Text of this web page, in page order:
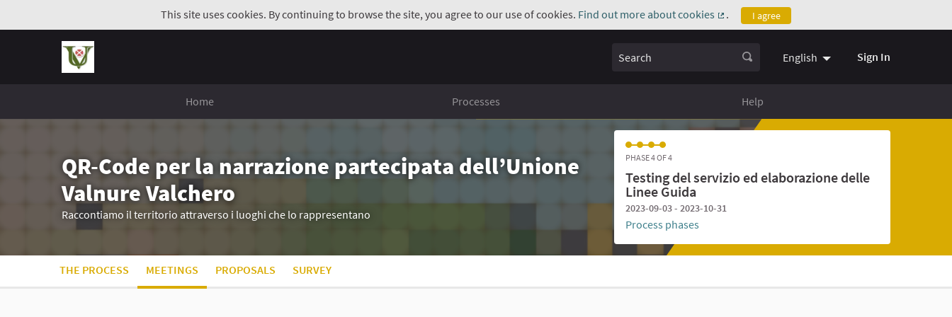
This site uses cookies. By continuing to browse the site, you agree to our use of cookies. Find out more about cookies
(External link)
. I agree
Search English Sign In
Home Processes Help
QR-Code per la narrazione partecipata dell’Unione
Valnure Valchero
Raccontiamo il territorio attraverso i luoghi che lo rappresentano
PHASE 4 OF 4
Testing del servizio ed elaborazione delle
Linee Guida
2023-09-03 - 2023-10-31
Process phases
THE PROCESS MEETINGS PROPOSALS SURVEY